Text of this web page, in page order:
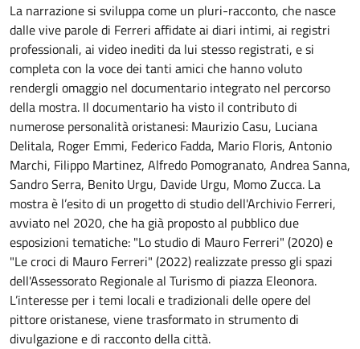
La narrazione si sviluppa come un pluri-racconto, che nasce
dalle vive parole di Ferreri affidate ai diari intimi, ai registri
professionali, ai video inediti da lui stesso registrati, e si
completa con la voce dei tanti amici che hanno voluto
rendergli omaggio nel documentario integrato nel percorso
della mostra. Il documentario ha visto il contributo di
numerose personalità oristanesi: Maurizio Casu, Luciana
Delitala, Roger Emmi, Federico Fadda, Mario Floris, Antonio
Marchi, Filippo Martinez, Alfredo Pomogranato, Andrea Sanna,
Sandro Serra, Benito Urgu, Davide Urgu, Momo Zucca. La
mostra è l’esito di un progetto di studio dell'Archivio Ferreri,
avviato nel 2020, che ha già proposto al pubblico due
esposizioni tematiche: "Lo studio di Mauro Ferreri" (2020) e
"Le croci di Mauro Ferreri" (2022) realizzate presso gli spazi
dell'Assessorato Regionale al Turismo di piazza Eleonora.
L’interesse per i temi locali e tradizionali delle opere del
pittore oristanese, viene trasformato in strumento di
divulgazione e di racconto della città.